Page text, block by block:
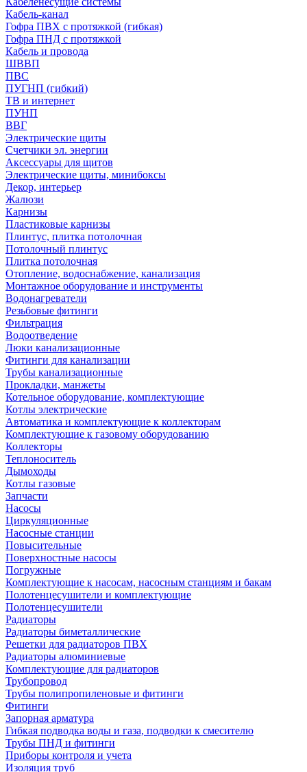
Кабель-канал
Гофра ПВХ с протяжкой (гибкая)
Гофра ПНД с протяжкой
Кабель и провода
ШВВП
ПВС
ПУГНП (гибкий)
ТВ и интернет
ПУНП
ВВГ
Электрические щиты
Счетчики эл. энергии
Аксессуары для щитов
Электрические щиты, минибоксы
Декор, интерьер
Жалюзи
Карнизы
Пластиковые карнизы
Плинтус, плитка потолочная
Потолочный плинтус
Плитка потолочная
Отопление, водоснабжение, канализация
Монтажное оборудование и инструменты
Водонагреватели
Резьбовые фитинги
Фильтрация
Водоотведение
Люки канализационные
Фитинги для канализации
Трубы канализационные
Прокладки, манжеты
Котельное оборудование, комплектующие
Котлы электрические
Автоматика и комплектующие к коллекторам
Комплектующие к газовому оборудованию
Коллекторы
Теплоноситель
Дымоходы
Котлы газовые
Запчасти
Насосы
Циркуляционные
Насосные станции
Повысительные
Поверхностные насосы
Погружные
Комплектующие к насосам, насосным станциям и бакам
Полотенцесушители и комплектующие
Полотенцесушители
Радиаторы
Радиаторы биметаллические
Решетки для радиаторов ПВХ
Радиаторы алюминиевые
Комплектующие для радиаторов
Трубопровод
Трубы полипропиленовые и фитинги
Фитинги
Запорная арматура
Гибкая подводка воды и газа, подводки к смесителю
Трубы ПНД и фитинги
Приборы контроля и учета
Изоляция труб